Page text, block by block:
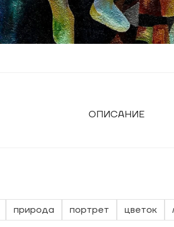
ОПИСАНИЕ
природа портрет цветок